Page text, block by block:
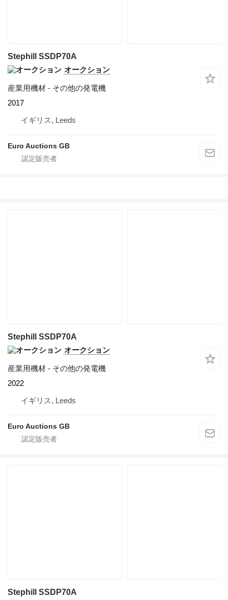
Stephill SSDP70A
オークション
産業用機材 - その他の発電機
2017
イギリス, Leeds
Euro Auctions GB
Stephill SSDP70A
オークション
産業用機材 - その他の発電機
2022
イギリス, Leeds
Euro Auctions GB
Stephill SSDP70A